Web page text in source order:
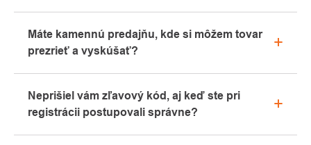
"Všetko o nákupe" alebo nás kontaktujte e-mailom
alebo telefonicky.
Máte kamennú predajňu, kde si môžem tovar
prezrieť a vyskúšať?
Kolíne. Radi vám tu poradíme s výberom vhodného
vybavenia, ktoré si môžete vyskúšať priamo v
našom showroome.
Neprišiel vám zľavový kód, aj keď ste pri
registrácii postupovali správne?